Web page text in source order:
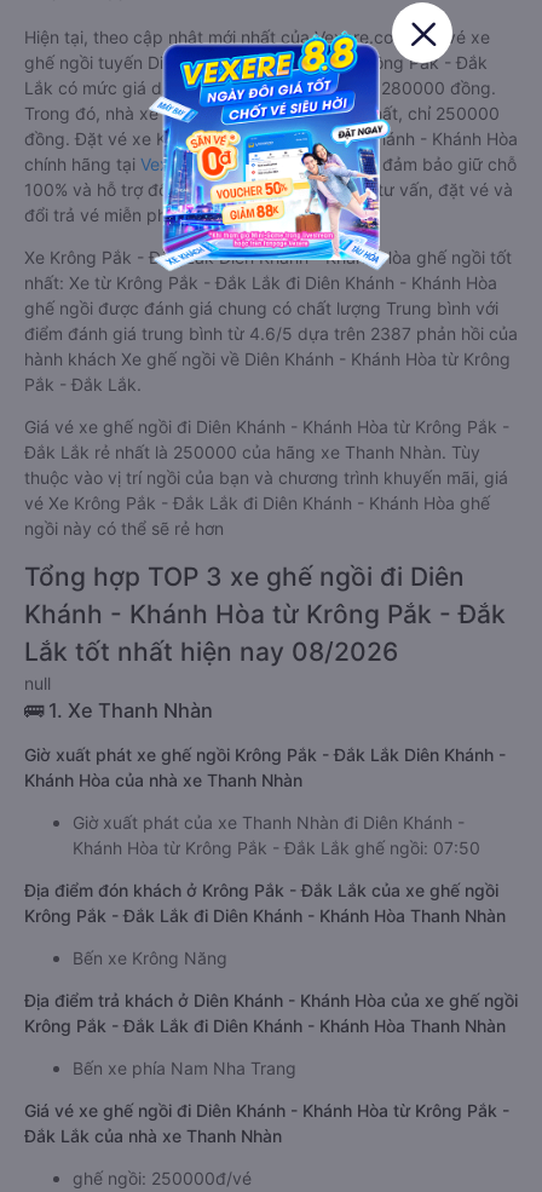
Hiện tại, theo cập nhật mới nhất của Vexere.com, giá vé xe
ghế ngồi tuyến Diên Khánh - Khánh Hòa - Krông Pắk - Đắk
Lắk có mức giá dao động từ 250000 đồng - 280000 đồng.
Trong đó, nhà xe Thanh Nhàn có giá vé rẻ nhất, chỉ 250000
đồng. Đặt vé xe Krông Pắk - Đắk Lắk Diên Khánh - Khánh Hòa
chính hãng tại Vexere.comđể có giá rẻ nhất, đảm bảo giữ chỗ
100% và hỗ trợ đổi trả vé miễn phí. Tổng đài tư vấn, đặt vé và
đổi trả vé miễn phí:1900 888684 .
Xe Krông Pắk - Đắk Lắk Diên Khánh - Khánh Hòa ghế ngồi tốt
nhất: Xe từ Krông Pắk - Đắk Lắk đi Diên Khánh - Khánh Hòa
ghế ngồi được đánh giá chung có chất lượng Trung bình với
điểm đánh giá trung bình từ 4.6/5 dựa trên 2387 phản hồi của
hành khách Xe ghế ngồi về Diên Khánh - Khánh Hòa từ Krông
Pắk - Đắk Lắk.
Giá vé xe ghế ngồi đi Diên Khánh - Khánh Hòa từ Krông Pắk -
Đắk Lắk rẻ nhất là 250000 của hãng xe Thanh Nhàn. Tùy
thuộc vào vị trí ngồi của bạn và chương trình khuyến mãi, giá
vé Xe Krông Pắk - Đắk Lắk đi Diên Khánh - Khánh Hòa ghế
ngồi này có thể sẽ rẻ hơn
Tổng hợp TOP 3 xe ghế ngồi đi Diên
Khánh - Khánh Hòa từ Krông Pắk - Đắk
Lắk tốt nhất hiện nay 08/2026
null
🚌 1. Xe Thanh Nhàn
Giờ xuất phát xe ghế ngồi Krông Pắk - Đắk Lắk Diên Khánh -
Khánh Hòa của nhà xe Thanh Nhàn
Giờ xuất phát của xe Thanh Nhàn đi Diên Khánh -
Khánh Hòa từ Krông Pắk - Đắk Lắk ghế ngồi: 07:50
Địa điểm đón khách ở Krông Pắk - Đắk Lắk của xe ghế ngồi
Krông Pắk - Đắk Lắk đi Diên Khánh - Khánh Hòa Thanh Nhàn
Bến xe Krông Năng
Địa điểm trả khách ở Diên Khánh - Khánh Hòa của xe ghế ngồi
Krông Pắk - Đắk Lắk đi Diên Khánh - Khánh Hòa Thanh Nhàn
Bến xe phía Nam Nha Trang
Giá vé xe ghế ngồi đi Diên Khánh - Khánh Hòa từ Krông Pắk -
Đắk Lắk của nhà xe Thanh Nhàn
ghế ngồi: 250000đ/vé